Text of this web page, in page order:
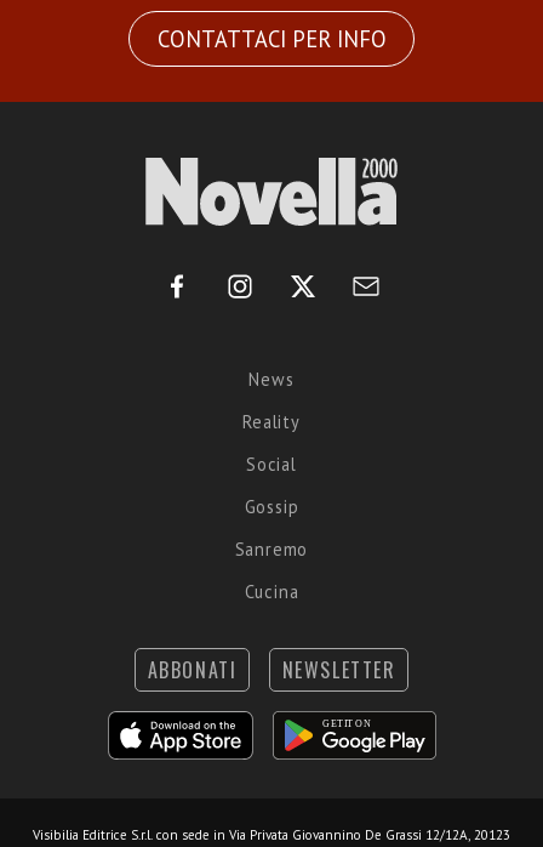
CONTATTACI PER INFO
News
Reality
Social
Gossip
Sanremo
Cucina
ABBONATI NEWSLETTER
Visibilia Editrice S.r.l. con sede in Via Privata Giovannino De Grassi 12/12A, 20123